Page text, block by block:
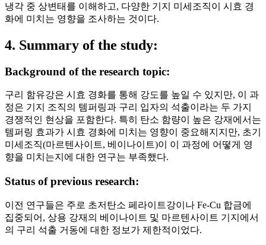
냉각 중 상변태를 이해하고, 다양한 기지 미세조직이 시효 경
화에 미치는 영향을 조사하는 것이다.
4. Summary of the study:
Background of the research topic:
구리 함유강은 시효 경화를 통해 강도를 높일 수 있지만, 이 과
정은 기지 조직의 템퍼링과 구리 입자의 석출이라는 두 가지
경쟁적인 현상을 포함한다. 특히 탄소 함량이 높은 강재에서는
템퍼링 효과가 시효 경화에 미치는 영향이 중요해지지만, 초기
미세조직(마르텐사이트, 베이나이트)이 이 과정에 어떻게 영
향을 미치는지에 대한 연구는 부족했다.
Status of previous research:
이전 연구들은 주로 초저탄소 페라이트강이나 Fe-Cu 합금에
집중되어, 상용 강재의 베이나이트 및 마르텐사이트 기지에서
의 구리 석출 거동에 대한 정보가 제한적이었다.